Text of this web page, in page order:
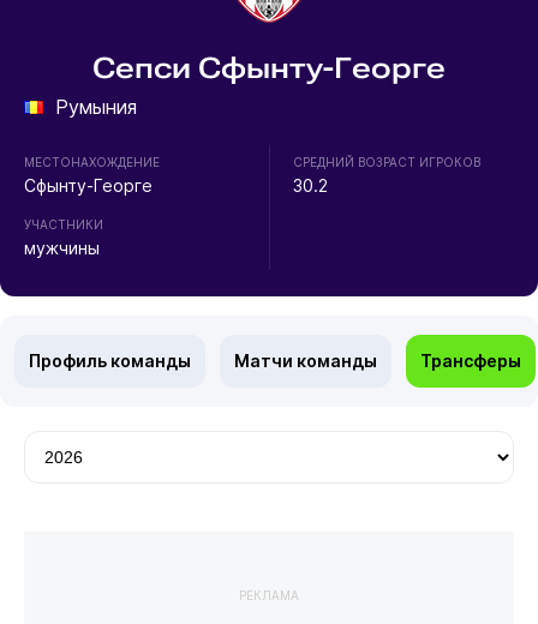
Сепси Сфынту-Георге
Румыния
МЕСТОНАХОЖДЕНИЕ
Сфынту-Георге
УЧАСТНИКИ
мужчины
СРЕДНИЙ ВОЗРАСТ ИГРОКОВ
30.2
Профиль команды Матчи команды Трансферы
РЕКЛАМА